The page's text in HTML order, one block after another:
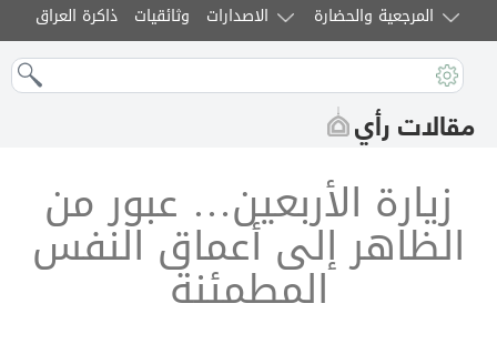
المرجعية والحضارة
الاصدارات وثائقيات ذاكرة العراق
مقالات رأي
زيارة الأربعين… عبور من
الظاهر إلى أعماق النفس
المطمئنة